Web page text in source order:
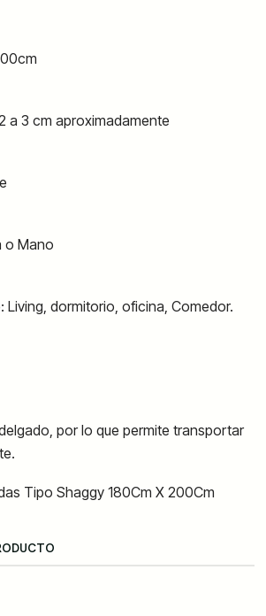
a 3 cm aproximadamente
o Mano
Living, dormitorio, oficina, Comedor.
por lo que permite transportar
Tipo Shaggy 180Cm X 200Cm